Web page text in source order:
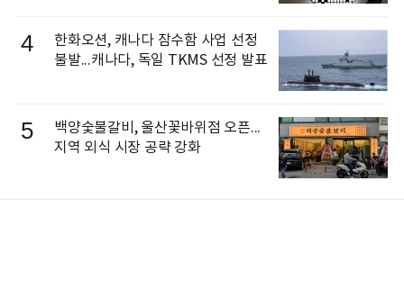
4
한화오션, 캐나다 잠수함 사업 선정
불발...캐나다, 독일 TKMS 선정 발표
5
백양숯불갈비, 울산꽃바위점 오픈...
지역 외식 시장 공략 강화